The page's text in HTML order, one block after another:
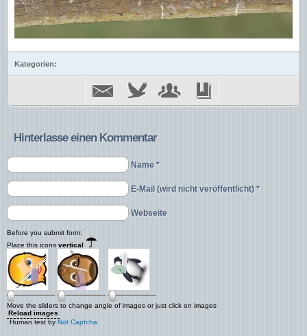
Kategorien:
Hinterlasse einen Kommentar
Name *
E-Mail (wird nicht veröffentlicht) *
Webseite
Before you submit form:
Place this icons vertical
Move the sliders to change angle of images or just click on images
Reload images
Human test by Not Captcha